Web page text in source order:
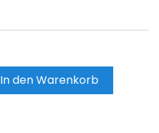
In den Warenkorb